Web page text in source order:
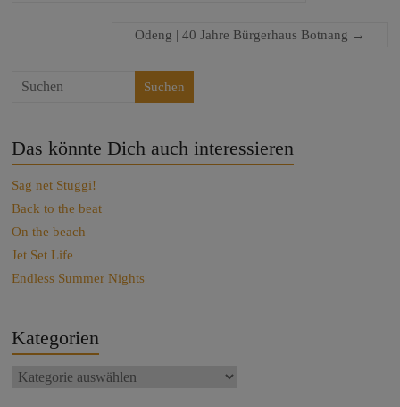
Odeng | 40 Jahre Bürgerhaus Botnang →
Suchen
Das könnte Dich auch interessieren
Sag net Stuggi!
Back to the beat
On the beach
Jet Set Life
Endless Summer Nights
Kategorien